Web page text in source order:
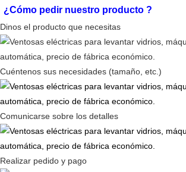
¿Cómo pedir nuestro producto ?
Dinos el producto que necesitas
Cuéntenos sus necesidades (tamaño, etc.)
Comunicarse sobre los detalles
Realizar pedido y pago